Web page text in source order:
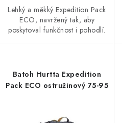
Lehký a měkký Expedition Pack
ECO, navržený tak, aby
poskytoval funkčnost i pohodlí.
Batoh Hurtta Expedition
Pack ECO ostružinový 75-95